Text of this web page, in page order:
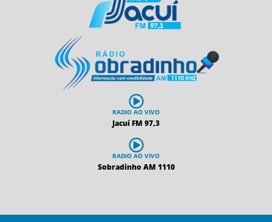
RADIO AO VIVO
Jacuí FM 97,3
RADIO AO VIVO
Sobradinho AM 1110